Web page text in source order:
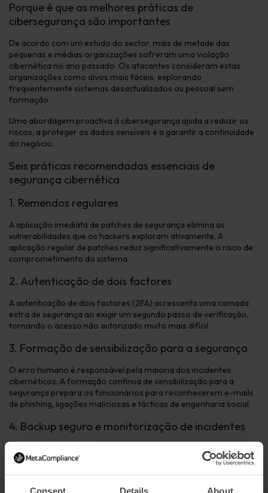
Porque é que as melhores práticas de
cibersegurança são importantes
De acordo com um estudo do sector, mais de metade das
pequenas e médias organizações sofreram uma violação
cibernética no ano passado. Os atacantes consideram estas
organizações como alvos mais fáceis, explorando
frequentemente sistemas desactualizados ou pessoal sem
formação.
Uma abordagem proactiva à cibersegurança ajuda a reduzir os
riscos, a proteger os dados sensíveis e a garantir a continuidade
do negócio.
Seis práticas recomendadas essenciais de
segurança cibernética
1. Remendos regulares
A aplicação imediata de patches de segurança elimina as
vulnerabilidades que os hackers exploram ativamente. A
aplicação regular de patches reduz significativamente o risco de
comprometimento do sistema.
2. Autenticação de dois factores
A autenticação de dois factores (2FA) acrescenta uma camada
extra de segurança ao exigir um segundo passo de verificação,
tornando o acesso não autorizado muito mais difícil.
3. Formação de sensibilização para a segurança
O erro humano é responsável pela maioria dos incidentes
cibernéticos. A formação contínua de sensibilização para a
segurança prepara os funcionários para reconhecerem e-mails
de phishing, ligações maliciosas e tácticas de engenharia social.
4. Backup seguro e monitorização de incidentes
As cópias de segurança fiáveis e a monitorização contínua
permitem que as organizações recuperem rapidamente de